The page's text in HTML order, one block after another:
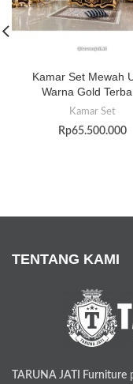
Kamar Set Mewah
Warna Gold
Kamar Set
Rp65.500.000
TENTANG KAMI
TARUNA JATI Furniture